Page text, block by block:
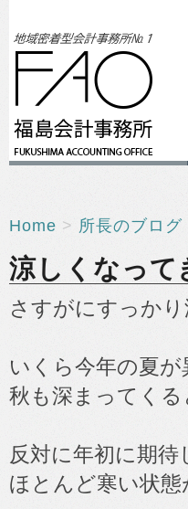
Home > 所長のブログ
涼しくなって
さすがにすっかり
いくら今年の夏
秋も深まってくる
反対に年初に期
ほとんど寒い状態